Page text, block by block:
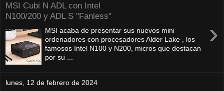
MSI Cubi N ADL con Intel
N100/200 y ADL S "Fanless"
›
MSI acaba de presentar sus nuevos mini
ordenadores con procesadores Alder Lake , los
famosos Intel N100 y N200, micros que destacan
por su ...
lunes, 12 de febrero de 2024